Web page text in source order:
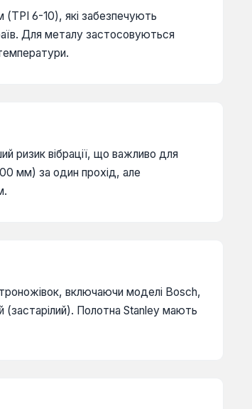
(TPI 6-10), які забезпечують
Для металу застосовуються
ризик вібрації, що важливо для
мм) за один прохід, але
включаючи моделі Bosch,
(застарілий). Полотна Stanley мають